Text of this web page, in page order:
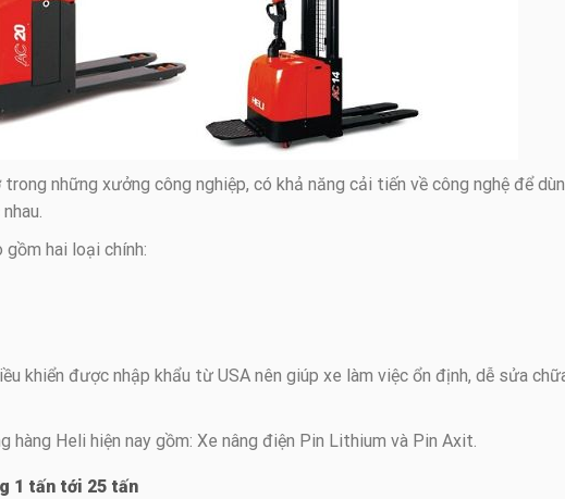
những xưởng công nghiệp, có khả năng cải tiến về công nghệ để
gồm hai loại chính:
khiển được nhập khẩu từ USA nên giúp xe làm việc ổn định, dễ sửa
hàng Heli hiện nay gồm: Xe nâng điện Pin Lithium và Pin Axit.
1 tấn tới 25 tấn